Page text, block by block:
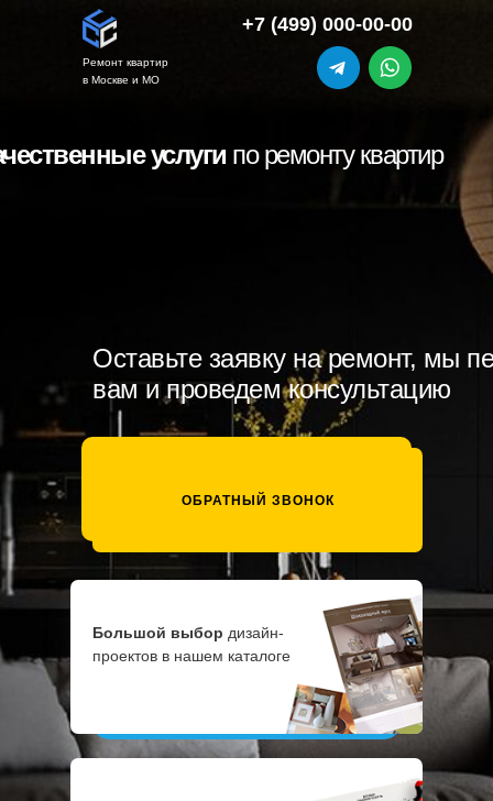
услуги по ремонту квартир
ОСТАВИТЬ ЗАЯВКУ
ОБРАТНЫЙ ЗВОНОК
Большой выбор дизайн-
проектов в нашем каталоге
+7 (499) 000-00-00
Ремонт квартир
в Москве и МО
Оставьте заявку на ремонт, мы
вам и проведем консультацию